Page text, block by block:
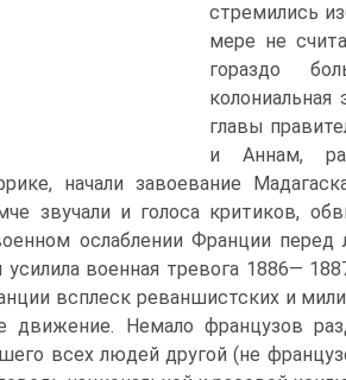
стремились
мере не
гораздо
главы
и Аннам,
начали завоевание
звучали и голоса критиков,
ослаблении Франции перед
военная тревога 1886—
всплеск реваншистских и
движение. Немало французов
всех людей другой (не